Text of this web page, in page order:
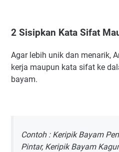
2 Sisipkan Kata Sifat
Agar lebih unik dan menarik,
kerja maupun kata sifat ke
bayam.
Contoh : Keripik Bayam
Pintar, Keripik Bayam